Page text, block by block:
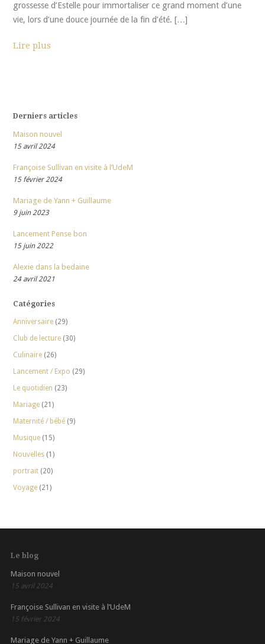
grossesse d’Estelle pour immortaliser ce grand moment d’une
vie, lors d’une douce journée de la fin d’été. […]
Lire plus
Derniers articles
Maison nouvel
15 avril 2024
Françoise Sullivan en visite à l’UdeM
15 février 2024
Mariage de Yann + Guillaume
9 juin 2023
Lancement Pense bon
15 juin 2022
Alexie dans la bedaine
24 avril 2021
Catégories
Anniversaire(29)
Club de lecture(30)
Culinaire(26)
Lancement / Expo (29)
Le quotidien (23)
Mariage(21)
Maternité / bébé(9)
Musique(15)
Nouvelles(1)
portrait(20)
Voyage(21)
Le blog
Maison nouvel
15 avril 2024
Françoise Sullivan en visite à l’UdeM
15 février 2024
Mariage de Yann + Guillaume